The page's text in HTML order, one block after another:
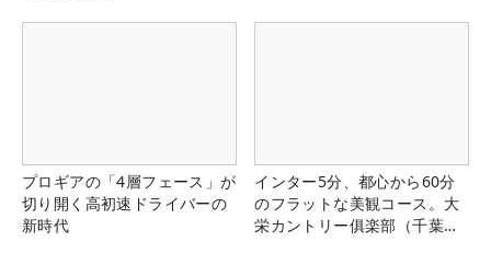
プロギアの「4層フェース」が
切り開く高初速ドライバーの
新時代
インター5分、都心から60分
のフラットな美観コース。大
栄カントリー俱楽部（千葉